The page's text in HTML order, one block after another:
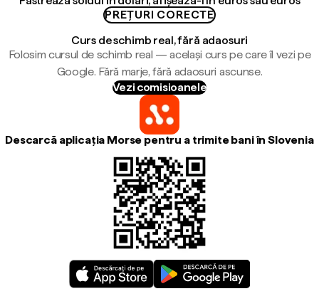
PREȚURI CORECTE
Curs de schimb real, fără adaosuri
Folosim cursul de schimb real — același curs pe care îl vezi pe
Google. Fără marje, fără adaosuri ascunse.
Vezi comisioanele
Descarcă aplicația Morse pentru a trimite bani în Slovenia